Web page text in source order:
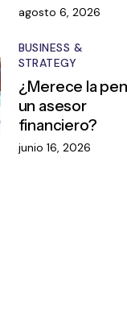
agosto 6, 2026
BUSINESS &
STRATEGY
¿Merece la
un asesor
financiero?
junio 16, 2026